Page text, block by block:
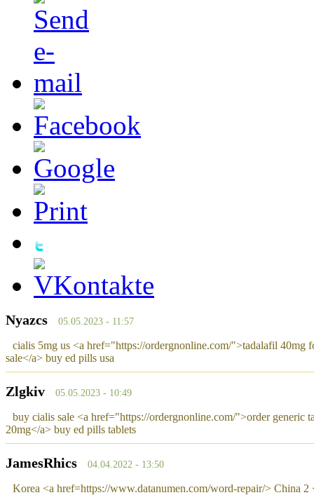
Nyazcs 05.05.2023 - 11:57
cialis 5mg us <a href="https://ordergnonline.com/">tadalafil 40mg
sale</a> buy ed pills usa
Zlgkiv 05.05.2023 - 10:49
buy cialis sale <a href="https://ordergnonline.com/">order generic
20mg</a> buy ed pills tablets
JamesRhics 04.04.2022 - 13:50
Korea <a href=https://www.datanumen.com/word-repair/> China 2